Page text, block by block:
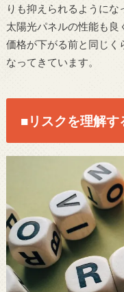
りも抑えられるようにな
太陽光パネルの性能も良
価格が下がる前と同じく
なってきています。
■リスクを理解す